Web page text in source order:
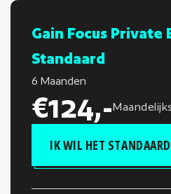
Gain Focus Private
Standaard
6 Maanden
€124,-Maandelijks
IK WIL HET